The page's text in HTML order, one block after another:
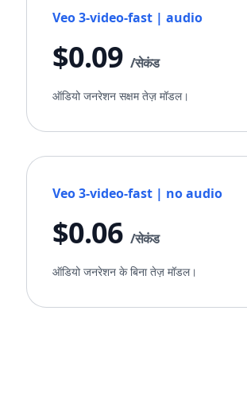
Veo 3-video-fast | audio
$0.09 /सेकंड
ऑडियो जनरेशन सक्षम तेज़ मॉडल।
Veo 3-video-fast | no audio
$0.06 /सेकंड
ऑडियो जनरेशन के बिना तेज़ मॉडल।